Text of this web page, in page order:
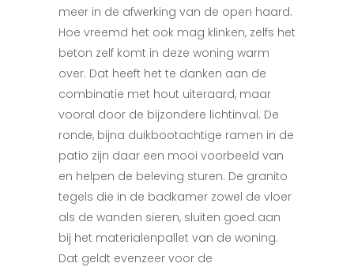
meer in de afwerking van de open haard.
Hoe vreemd het ook mag klinken, zelfs het
beton zelf komt in deze woning warm
over. Dat heeft het te danken aan de
combinatie met hout uiteraard, maar
vooral door de bijzondere lichtinval. De
ronde, bijna duikbootachtige ramen in de
patio zijn daar een mooi voorbeeld van
en helpen de beleving sturen. De granito
tegels die in de badkamer zowel de vloer
als de wanden sieren, sluiten goed aan
bij het materialenpallet van de woning.
Dat geldt evenzeer voor de